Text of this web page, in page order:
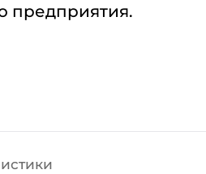
предприятия.